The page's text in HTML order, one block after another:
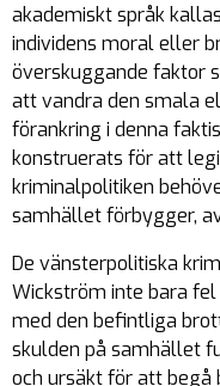
akademiskt språk
individens moral eller
överskuggande faktor
att vandra den smala
förankring i denna
konstruerats för att
kriminalpolitiken
samhället förbygger,
De vänsterpolitiska
Wickström inte bara
med den befintliga
skulden på samhället
och ursäkt för att begå